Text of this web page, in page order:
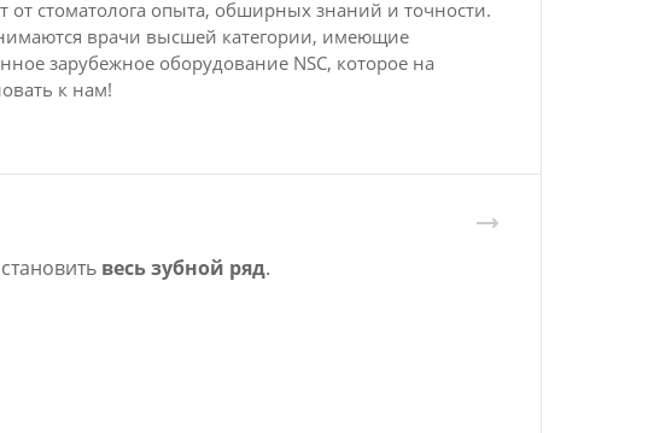
от стоматолога опыта, обширных знаний и точности.
врачи высшей категории, имеющие
зарубежное оборудование NSC, которое на
к нам!
весь зубной ряд.